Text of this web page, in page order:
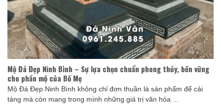
Mộ Đá Đẹp Ninh Bình – Sự lựa chọn chuẩn phong thủy, bền vững
cho phần mộ của Bố Mẹ
Mộ Đá Đẹp Ninh Bình không chỉ đơn thuần là sản phẩm để cải
táng mà còn mang trong mình những giá trị văn hóa ...